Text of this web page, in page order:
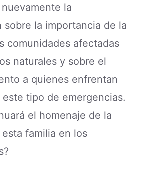
la
sobre la importancia de la
comunidades afectadas
naturales y sobre el
a quienes enfrentan
tipo de emergencias.
el homenaje de la
familia en los